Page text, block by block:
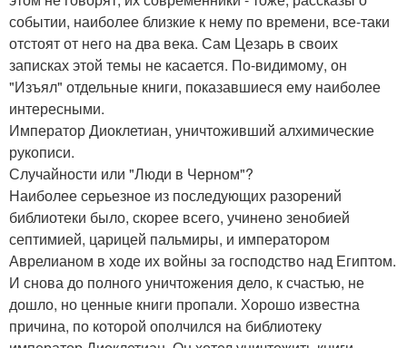
событии, наиболее близкие к нему по времени, все-таки
отстоят от него на два века. Сам Цезарь в своих
записках этой темы не касается. По-видимому, он
"Изъял" отдельные книги, показавшиеся ему наиболее
интересными.
Император Диоклетиан, уничтоживший алхимические
рукописи.
Случайности или "Люди в Черном"?
Наиболее серьезное из последующих разорений
библиотеки было, скорее всего, учинено зенобией
септимией, царицей пальмиры, и императором
Аврелианом в ходе их войны за господство над Египтом.
И снова до полного уничтожения дело, к счастью, не
дошло, но ценные книги пропали. Хорошо известна
причина, по которой ополчился на библиотеку